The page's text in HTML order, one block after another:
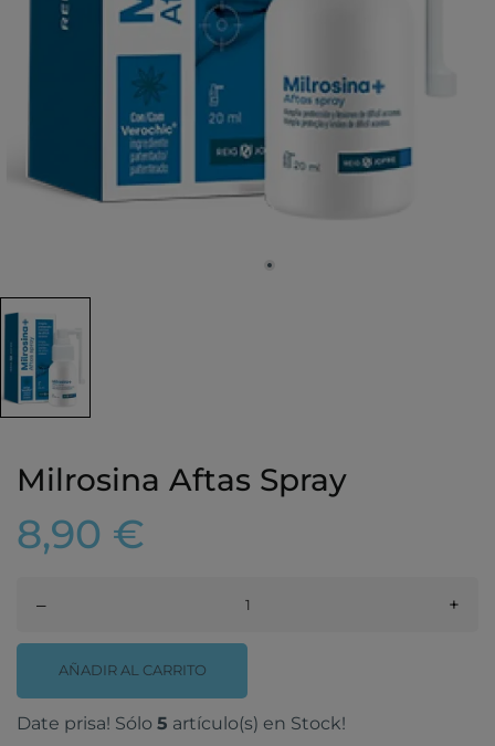
Milrosina Aftas Spray
8,90 €
– +
AÑADIR AL CARRITO
Date prisa! Sólo 5 artículo(s) en Stock!